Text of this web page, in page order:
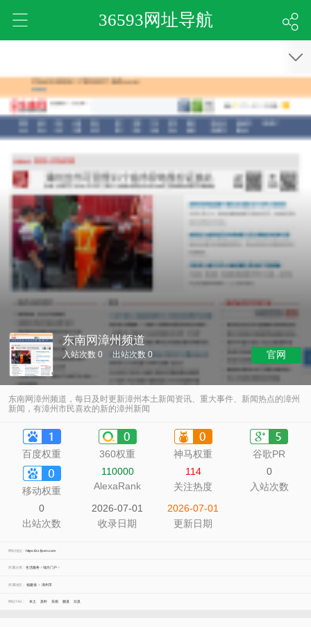
36593网址导航
东南网漳州频道
入站次数 0 出站次数 0 官网
东南网漳州频道，每日及时更新漳州本土新闻资讯、重大事件、新闻热点的漳州
新闻，有漳州市民喜欢的新的漳州新闻
百度权重 360权重 神马权重 谷歌PR
移动权重
110000
AlexaRank
114
关注热度
0
入站次数
0
出站次数
2026-07-01
收录日期
2026-07-01
更新日期
网站地址： https://zz.fjsen.com
所属分类： 生活服务>地方门户>
所属地区： 福建省> 漳州市
网站TAG： 本土 及时 东南 频道 日及